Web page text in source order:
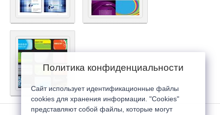
Политика конфиденциальности
Сайт использует идентификационные файлы
cookies для хранения информации. "Cookies"
представляют собой файлы, которые могут